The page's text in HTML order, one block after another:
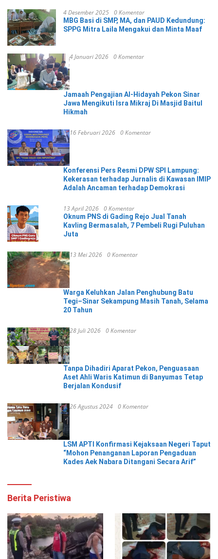
4 Desember 2025 0 Komentar
MBG Basi di SMP, MA, dan PAUD Kedundung:
SPPG Mitra Laila Mengakui dan Minta Maaf
4 Januari 2026 0 Komentar
Jamaah Pengajian Al-Hidayah Pekon Sinar
Jawa Mengikuti Isra Mikraj Di Masjid Baitul
Hikmah
16 Februari 2026 0 Komentar
Konferensi Pers Resmi DPW SPI Lampung:
Kekerasan terhadap Jurnalis di Kawasan IMIP
Adalah Ancaman terhadap Demokrasi
13 April 2026 0 Komentar
Oknum PNS di Gading Rejo Jual Tanah
Kavling Bermasalah, 7 Pembeli Rugi Puluhan
Juta
13 Mei 2026 0 Komentar
Warga Keluhkan Jalan Penghubung Batu
Tegi–Sinar Sekampung Masih Tanah, Selama
20 Tahun
28 Juli 2026 0 Komentar
Tanpa Dihadiri Aparat Pekon, Penguasaan
Aset Ahli Waris Katimun di Banyumas Tetap
Berjalan Kondusif
26 Agustus 2024 0 Komentar
LSM APTI Konfirmasi Kejaksaan Negeri Taput
“Mohon Penanganan Laporan Pengaduan
Kades Aek Nabara Ditangani Secara Arif”
Berita Peristiwa